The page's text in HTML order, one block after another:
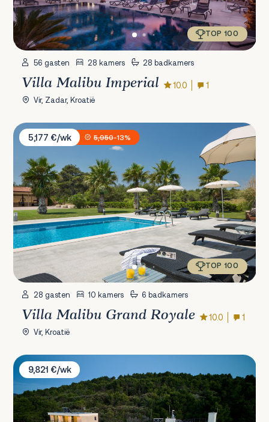
TOP 100
56 gasten 28 kamers 28 badkamers
Villa Malibu Imperial 10.0 1
Vir, Zadar, Kroatië
Villa Malibu Grand Royale
5,177 €/wk
5,950-13%
TOP 100
28 gasten 10 kamers 6 badkamers
Villa Malibu Grand Royale 10.0 1
Vir, Kroatië
Villa Sunlight & Supreme
9,821 €/wk